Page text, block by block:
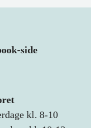
side
kl. 8-10